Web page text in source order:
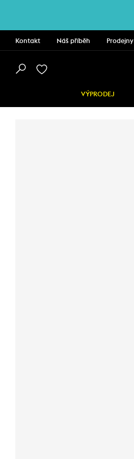
Kontakt Náš příběh Prodejny
VÝPRODEJ